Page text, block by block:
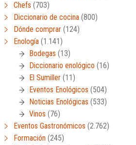
Chefs (703)
Diccionario de cocina (800)
Dónde comprar (124)
Enología (1.141)
Bodegas (13)
Diccionario enológico (16)
El Sumiller (11)
Eventos Enológicos (504)
Noticias Enológicas (533)
Vinos (76)
Eventos Gastronómicos (2.762)
Formación (245)